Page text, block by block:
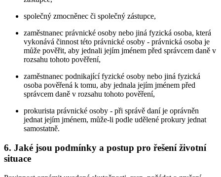
společný zmocněnec či společný zástupce,
zaměstnanec právnické osoby nebo jiná fyzická osoba, která
vykonává činnost této právnické osoby - právnická osoba je
může pověřit, aby jednali jejím jménem před správcem daně v
rozsahu tohoto pověření,
zaměstnanec podnikající fyzické osoby nebo jiná fyzická
osoba pověřená k tomu, aby jednala jejím jménem před
správcem daně v rozsahu tohoto pověření,
prokurista právnické osoby - při správě daní je oprávněn
jednat jejím jménem, může-li podle udělené prokury jednat
samostatně.
6. Jaké jsou podmínky a postup pro řešení životní
situace